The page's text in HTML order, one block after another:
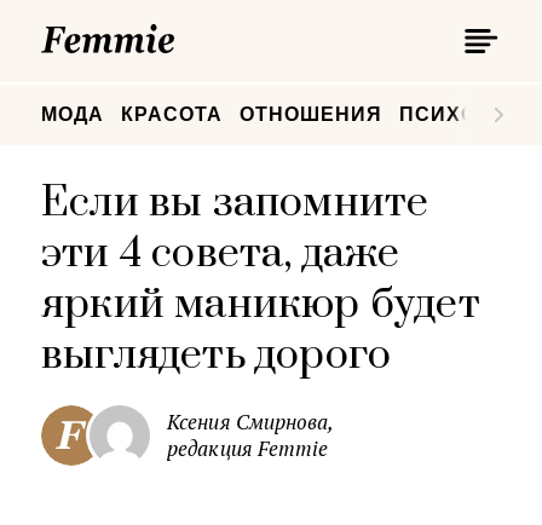
МОДА КРАСОТА ОТНОШЕНИЯ
Если вы запомните
эти 4 совета, даже
яркий маникюр будет
выглядеть дорого
Ксения Смирнова,
редакция Femmie